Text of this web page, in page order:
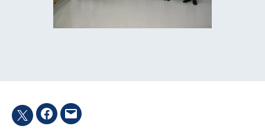
TwitterFacebook
Email